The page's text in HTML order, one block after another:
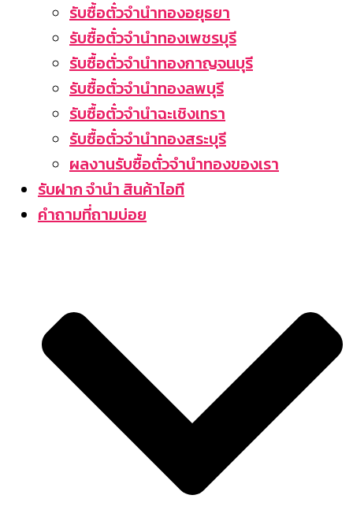
รับซื้อตั๋วจำนำทองอยุธยา
รับซื้อตั๋วจำนำทองเพชรบุรี
รับซื้อตั่วจำนำทองกาญจนบุรี
รับซื้อตั๋วจำนำทองลพบุรี
รับซื้อตั๋วจำนำฉะเชิงเทรา
รับซื้อตั๋วจำนำทองสระบุรี
ผลงานรับซื้อตั๋วจำนำทองของเรา
รับฝาก จำนำ สินค้าไอที
คำถามที่ถามบ่อย